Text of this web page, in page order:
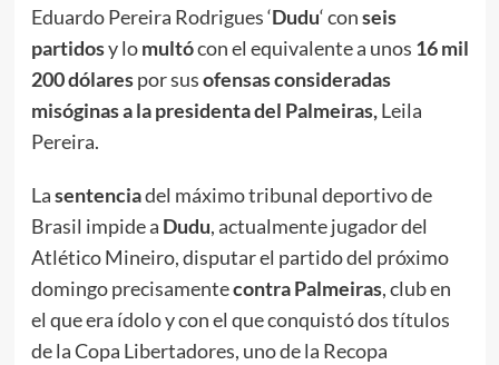
Eduardo Pereira Rodrigues ‘Dudu‘ conseis
partidosy lomultócon el equivalente a unos 16 mil
200 dólarespor susofensas consideradas
misóginas a la presidenta del Palmeiras,Leila
Pereira.
Lasentenciadel máximo tribunal deportivo de
Brasil impide a Dudu, actualmente jugador del
Atlético Mineiro, disputar el partido del próximo
domingo precisamentecontra Palmeiras, club en
el que era ídolo y con el que conquistó dos títulos
de la Copa Libertadores, uno de la Recopa